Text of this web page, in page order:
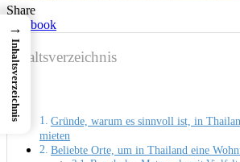
Share
Facebook
Inhaltsverzeichnis
Gründe, warum es sinnvoll ist, in
mieten
Beliebte Orte, um in Thailand eine
→
Inhaltsverzeichnis